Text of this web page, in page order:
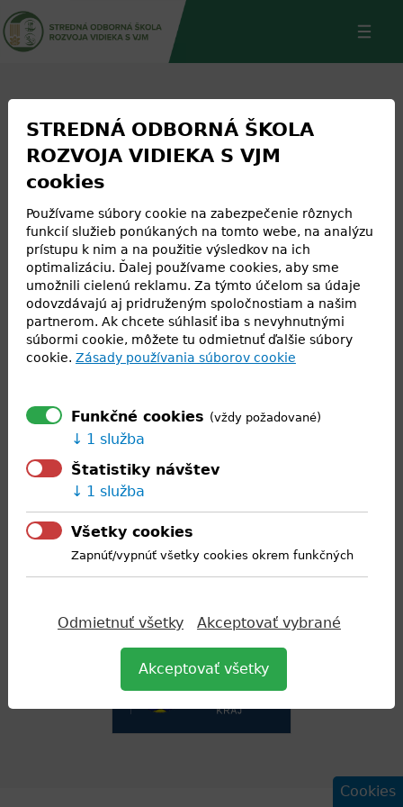
Jump
navigation
Zvonenia
7,50 - 8,35
8,40 - 9,25
9,30 - 10,15
10,30 - 11,15
11,20 - 12,05
14,25 - 15,10
Back
STREDNÁ ODBORNÁ ŠKOLA ROZVOJA VIDIEKA S VJM
VIDÉKFEJLESZTÉSI SZAKKÖZÉPISKOLA
NÁMESTIE SV. ŠTEFANA 1533/3, 929 01 DUNAJSKÁ STREDA
Cookies
STREDNÁ ODBORNÁ ŠKOLA
ROZVOJA VIDIEKA S VJM
cookies
Používame súbory cookie na zabezpečenie rôznych
funkcií služieb ponúkaných na tomto webe, na analýzu
prístupu k nim a na použitie výsledkov na ich
optimalizáciu. Ďalej používame cookies, aby sme
umožnili cielenú reklamu. Za týmto účelom sa údaje
odovzdávajú aj pridruženým spoločnostiam a našim
partnerom. Ak chcete súhlasiť iba s nevyhnutnými
súbormi cookie, môžete tu odmietnuť ďalšie súbory
cookie. Zásady používania súborov cookie
Funkčné cookies (vždy požadované)
1 služba
Štatistiky návštev
1 služba
Všetky cookies
Zapnúť/vypnúť všetky cookies okrem funkčných
Odmietnuť všetky Akceptovať vybrané
Akceptovať všetky